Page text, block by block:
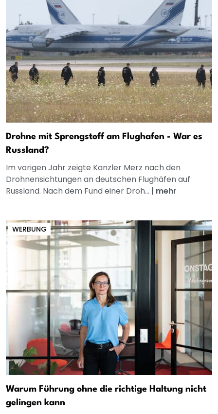
Drohne mit Sprengstoff am Flughafen - War es
Russland?
Im vorigen Jahr zeigte Kanzler Merz nach den
Drohnensichtungen an deutschen Flughäfen auf
Russland. Nach dem Fund einer Droh... | mehr
WERBUNG
Warum Führung ohne die richtige Haltung nicht
gelingen kann